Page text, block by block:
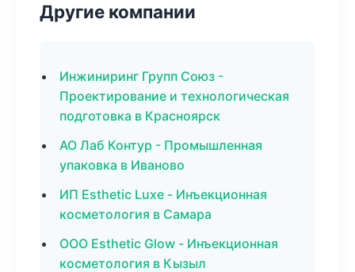
Другие компании
Инжиниринг Групп Союз -
Проектирование и технологическая
подготовка в Красноярск
АО Лаб Контур - Промышленная
упаковка в Иваново
ИП Esthetic Luxe - Инъекционная
косметология в Самара
ООО Esthetic Glow - Инъекционная
косметология в Кызыл